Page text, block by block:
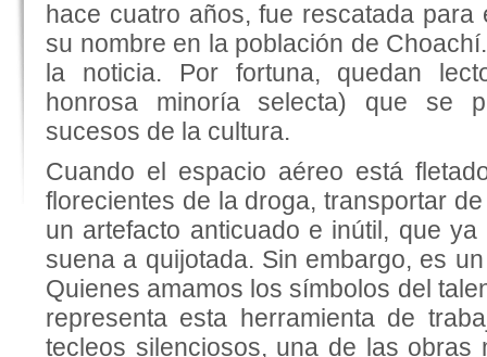
hace cuatro años, fue rescatada para
su nombre en la población de
la noticia. Por fortuna, quedan
honrosa minoría selecta) que se
sucesos de la cultura.
Cuando el espacio aéreo está
florecientes de la droga, transportar
un artefacto anticuado e inútil, que
suena a quijotada. Sin embargo, es
Quienes amamos los símbolos del
representa esta herramienta de
tecleos silenciosos, una de las obras